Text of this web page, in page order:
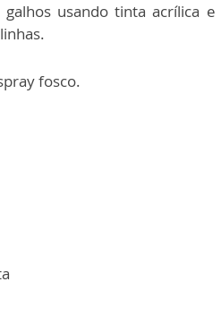
galhos usando tinta acrílica
fosco.